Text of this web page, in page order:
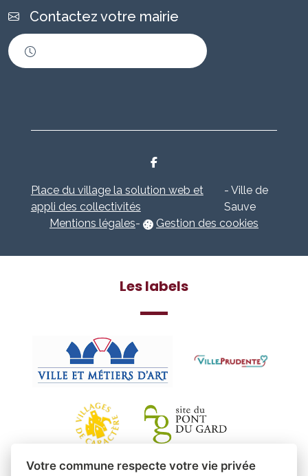
Contactez votre mairie
Place du village la solution web et
appli des collectivités
- Ville de
Sauve
Mentions légales- Gestion des cookies
Les labels
Votre commune respecte votre vie privée